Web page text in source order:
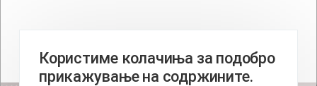
Користиме колачиња за подобро
прикажување на содржините.